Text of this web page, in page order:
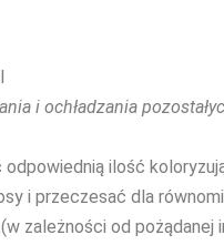
i ochładzania
odpowiednią ilość
i przeczesać dla
zależności od